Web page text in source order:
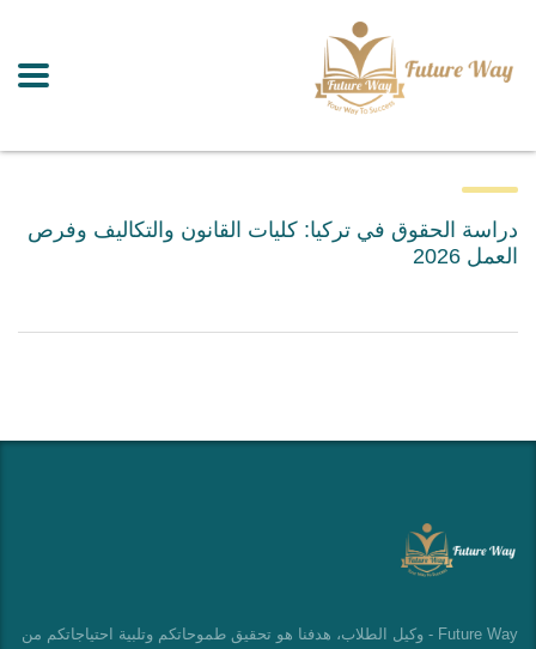
دراسة الحقوق في تركيا: كليات القانون والتكاليف وفرص
العمل 2026
Future Way - وكيل الطلاب، هدفنا هو تحقيق طموحاتكم وتلبية احتياجاتكم من